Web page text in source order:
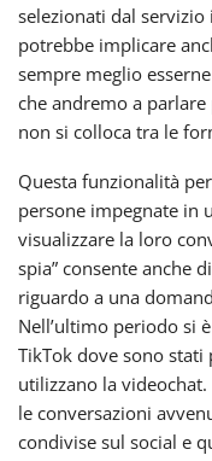
selezionati dal servizio
potrebbe implicare
sempre meglio
che andremo a
non si colloca tra le
Questa funzionalità
persone impegnate in
visualizzare la loro
spia” consente anche
riguardo a una
Nell’ultimo periodo si
TikTok dove sono
utilizzano la
le conversazioni
condivise sul social e